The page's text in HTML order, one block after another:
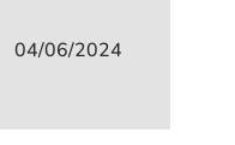
04/06/2024